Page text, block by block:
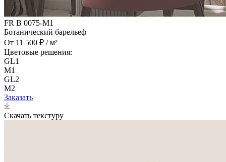
FR B 0075-M1
Ботанический барельеф
От 11 500 ₽ / м²
Цветовые решения:
GL1
M1
GL2
M2
Заказать
Скачать текстуру